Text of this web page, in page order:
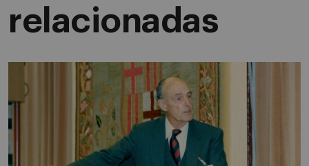
relacionadas